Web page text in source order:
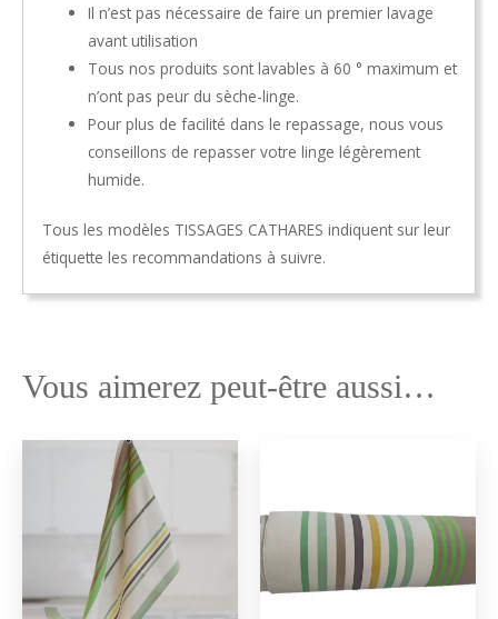
Il n’est pas nécessaire de faire un premier lavage
avant utilisation
Tous nos produits sont lavables à 60 ° maximum et
n’ont pas peur du sèche-linge.
Pour plus de facilité dans le repassage, nous vous
conseillons de repasser votre linge légèrement
humide.
Tous les modèles TISSAGES CATHARES indiquent sur leur
étiquette les recommandations à suivre.
Vous aimerez peut-être aussi…